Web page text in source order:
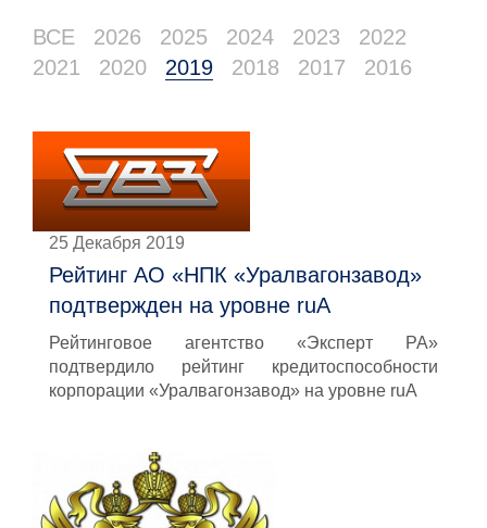
ВСЕ 2026 2025 2024 2023
2022
2021
2020 2019 2018 2017 2016
25 Декабря 2019
Рейтинг АО «НПК «Уралвагонзавод»
подтвержден на уровне ruА
Рейтинговое агентство «Эксперт РА»
подтвердило рейтинг кредитоспособности
корпорации «Уралвагонзавод» на уровне ruA